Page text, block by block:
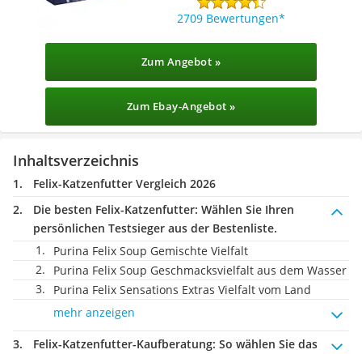
2709 Bewertungen
Zum Angebot »
Zum Ebay-Angebot »
Inhaltsverzeichnis
Felix-Katzenfutter Vergleich 2026
Die besten Felix-Katzenfutter: Wählen Sie Ihren
persönlichen Testsieger aus der Bestenliste.
Purina Felix Soup Gemischte Vielfalt
Purina Felix Soup Geschmacksvielfalt aus dem Wasser
Purina Felix Sensations Extras Vielfalt vom Land
mehr anzeigen
Felix-Katzenfutter-Kaufberatung: So wählen Sie das